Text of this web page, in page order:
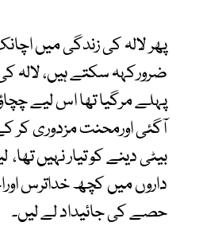
پھر لالہ کی زندگی میں
ضرورکہہ سکتے ہیں،
پہلے مرگیا تھا اس لیے
آگئی اورمحنت مزدوری کر
بیٹی دینے کو تیار نہیں
داروں میں کچھ خداترس
حصے کی جائیداد لے لیں۔